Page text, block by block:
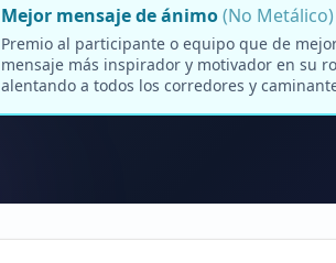
Mejor mensaje de ánimo(No Metálico)
Premio al participante o equipo que de
mensaje más inspirador y motivador en su
alentando a todos los corredores y